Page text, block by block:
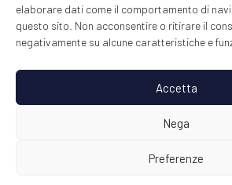
elaborare dati come il comportamento di
questo sito. Non acconsentire o ritirare il
negativamente su alcune caratteristiche e
Accetta
Nega
Preferenze
info@mixerit.com